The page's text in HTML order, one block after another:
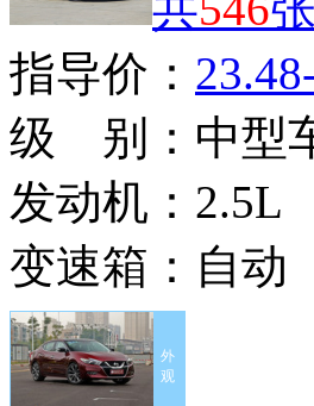
指导价：
级 别： 中型
发动机： 2.5L
变速箱： 自动
外
观